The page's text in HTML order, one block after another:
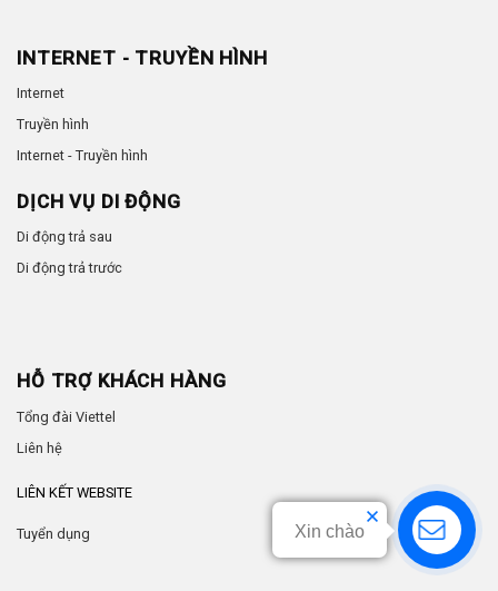
INTERNET - TRUYỀN HÌNH
Internet
Truyền hình
Internet - Truyền hình
DỊCH VỤ DI ĐỘNG
Di động trả sau
Di động trả trước
HỖ TRỢ KHÁCH HÀNG
Tổng đài Viettel
Liên hệ
LIÊN KẾT WEBSITE
Tuyển dụng Xin chào